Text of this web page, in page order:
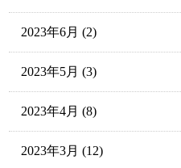
2023年6月 (2)
2023年5月 (3)
2023年4月 (8)
2023年3月 (12)